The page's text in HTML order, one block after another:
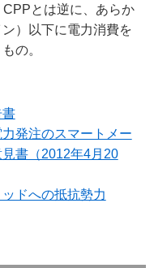
とは逆に、あらか
）以下に電力消費を
の。
発注のスマートメー
書（2012年4月20
ドへの抵抗勢力